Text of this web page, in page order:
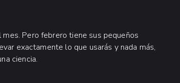
Pero febrero tiene sus pequeños
exactamente lo que usarás y nada más,
ciencia.